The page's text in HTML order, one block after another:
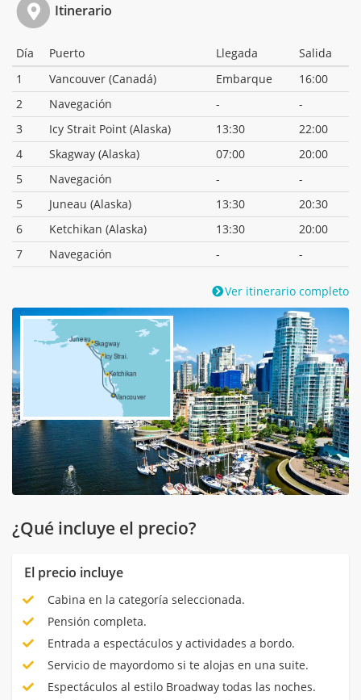
Itinerario
Día Puerto Llegada
Salida
1
Vancouver (Canadá) Embarque
16:00
2
Navegación -
-
3
Icy Strait Point (Alaska) 13:30
22:00
4
Skagway (Alaska) 07:00
20:00
5
Navegación -
-
5
Juneau (Alaska) 13:30
20:30
6
Ketchikan (Alaska) 13:30
20:00
7
Navegación - -
Ver itinerario completo
¿Qué incluye el precio?
El precio incluye
Cabina en la categoría seleccionada.
Pensión completa.
Entrada a espectáculos y actividades a bordo.
Servicio de mayordomo si te alojas en una suite.
Espectáculos al estilo Broadway todas las noches.